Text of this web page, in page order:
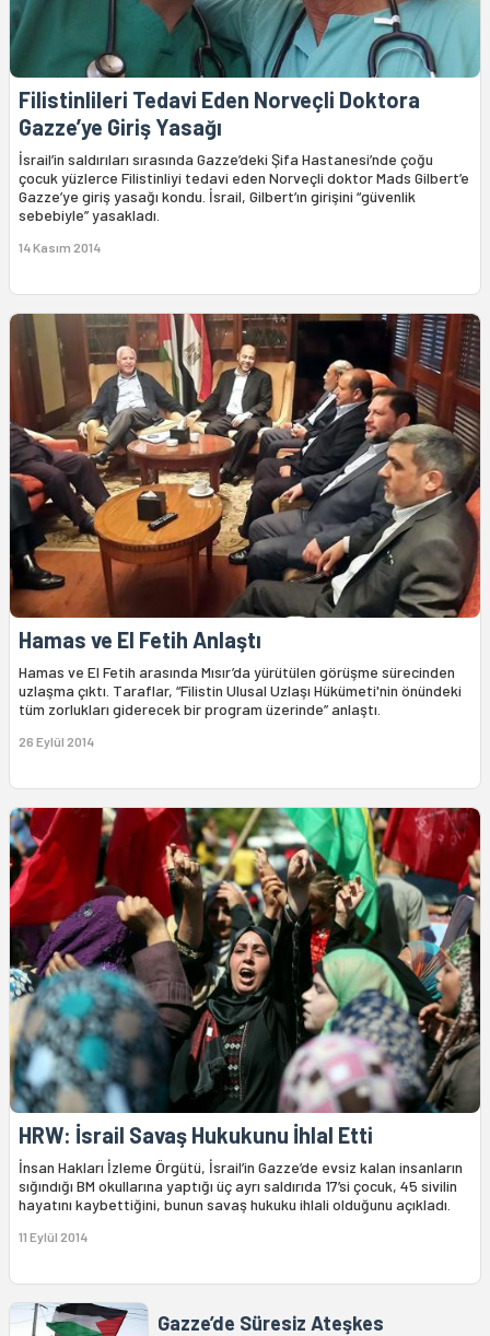
Filistinlileri Tedavi Eden Norveçli Doktora
Gazze’ye Giriş Yasağı
İsrail’in saldırıları sırasında Gazze’deki Şifa Hastanesi’nde çoğu
çocuk yüzlerce Filistinliyi tedavi eden Norveçli doktor Mads Gilbert’e
Gazze’ye giriş yasağı kondu. İsrail, Gilbert’ın girişini “güvenlik
sebebiyle” yasakladı.
14 Kasım 2014
Hamas ve El Fetih Anlaştı
Hamas ve El Fetih arasında Mısır’da yürütülen görüşme sürecinden
uzlaşma çıktı. Taraflar, “Filistin Ulusal Uzlaşı Hükümeti'nin önündeki
tüm zorlukları giderecek bir program üzerinde” anlaştı.
26 Eylül 2014
HRW: İsrail Savaş Hukukunu İhlal Etti
İnsan Hakları İzleme Örgütü, İsrail’in Gazze’de evsiz kalan insanların
sığındığı BM okullarına yaptığı üç ayrı saldırıda 17’si çocuk, 45 sivilin
hayatını kaybettiğini, bunun savaş hukuku ihlali olduğunu açıkladı.
11 Eylül 2014
Gazze’de Süresiz Ateşkes